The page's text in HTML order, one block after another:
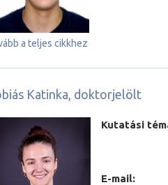
a teljes cikkhez
Katinka, doktorjelölt
Kutatási
E-mail: